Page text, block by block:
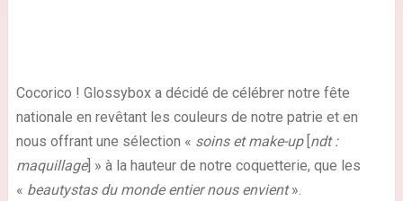
Cocorico ! Glossybox a décidé de célébrer notre fête
nationale en revêtant les couleurs de notre patrie et en
nous offrant une sélection « soins et make-up[ndt :
maquillage] » à la hauteur de notre coquetterie, que les
« beautystas du monde entier nous envient».